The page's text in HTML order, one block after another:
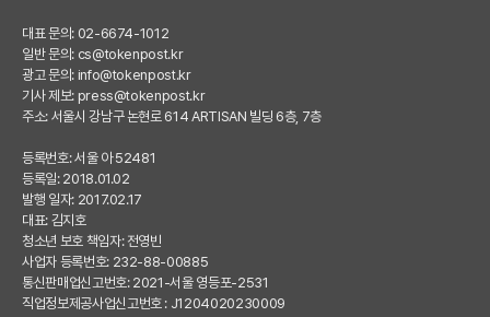
대표 문의: 02-6674-1012
일반 문의: cs@tokenpost.kr
광고 문의: info@tokenpost.kr
기사 제보: press@tokenpost.kr
주소: 서울시 강남구 논현로 614 ARTISAN 빌딩 6층, 7층
등록번호: 서울 아 52481
등록일: 2018.01.02
발행 일자: 2017.02.17
대표: 김지호
청소년 보호 책임자: 전영빈
사업자 등록번호: 232-88-00885
통신판매업신고번호: 2021-서울 영등포-2531
직업정보제공사업신고번호 : J1204020230009